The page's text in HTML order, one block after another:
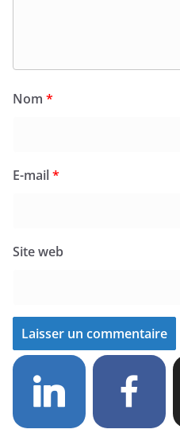
Nom *
E-mail*
Site web